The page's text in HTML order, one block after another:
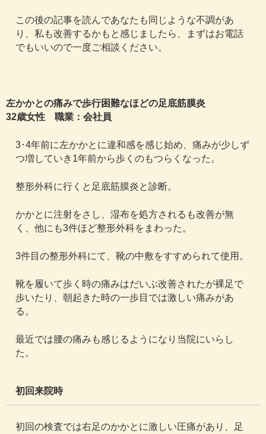
この後の記事を読んであなたも同じような不調があ
り、私も改善するかもと感じましたら、まずはお電話
でもいいので一度ご相談ください。
左かかとの痛みで歩行困難なほどの足底筋膜炎
32歳女性 職業：会社員
3･4年前に左かかとに違和感を感じ始め、痛みが少しず
つ増していき1年前から歩くのもつらくなった。
整形外科に行くと足底筋膜炎と診断。
かかとに注射をさし、湿布を処方されるも改善が無
く、他にも3件ほど整形外科をまわった。
3件目の整形外科にて、靴の中敷をすすめられて使用。
靴を履いて歩く時の痛みはだいぶ改善されたが裸足で
歩いたり、朝起きた時の一歩目では激しい痛みがあ
る。
最近では腰の痛みも感じるようになり当院にいらし
た。
初回来院時
初回の検査では右足のかかとに激しい圧痛があり、足